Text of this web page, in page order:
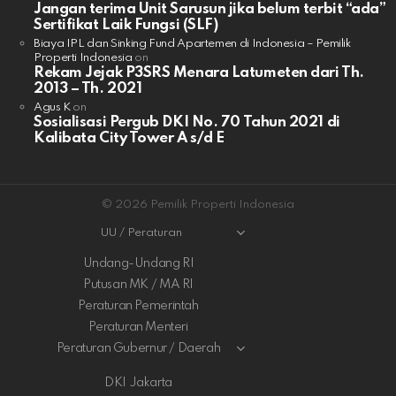
Jangan terima Unit Sarusun jika belum terbit “ada”
Sertifikat Laik Fungsi (SLF)
Biaya IPL dan Sinking Fund Apartemen di Indonesia – Pemilik
Properti Indonesia on
Rekam Jejak P3SRS Menara Latumeten dari Th.
2013 – Th. 2021
Agus Kon
Sosialisasi Pergub DKI No. 70 Tahun 2021 di
Kalibata City Tower A s/d E
© 2026 Pemilik Properti Indonesia
UU / Peraturan
Undang-Undang RI
Putusan MK / MA RI
Peraturan Pemerintah
Peraturan Menteri
Peraturan Gubernur / Daerah
DKI Jakarta